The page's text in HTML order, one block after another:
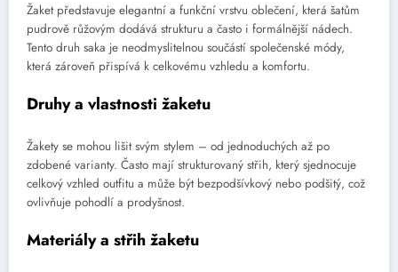
Žaket představuje elegantní a funkční vrstvu oblečení, která šatům
pudrově růžovým dodává strukturu a často i formálnější nádech.
Tento druh saka je neodmyslitelnou součástí společenské módy,
která zároveň přispívá k celkovému vzhledu a komfortu.
Druhy a vlastnosti žaketu
Žakety se mohou lišit svým stylem – od jednoduchých až po
zdobené varianty. Často mají strukturovaný střih, který sjednocuje
celkový vzhled outfitu a může být bezpodšívkový nebo podšitý, což
ovlivňuje pohodlí a prodyšnost.
Materiály a střih žaketu